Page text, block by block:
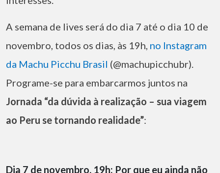
A semana de lives será do dia 7 até o dia 10 de
novembro, todos os dias, às 19h, no Instagram
da Machu Picchu Brasil (@machupicchubr).
Programe-se para embarcarmos juntos na
Jornada “da dúvida à realização – sua viagem
ao Peru se tornando realidade”:
Dia 7 de novembro, 19h: Por que eu ainda não